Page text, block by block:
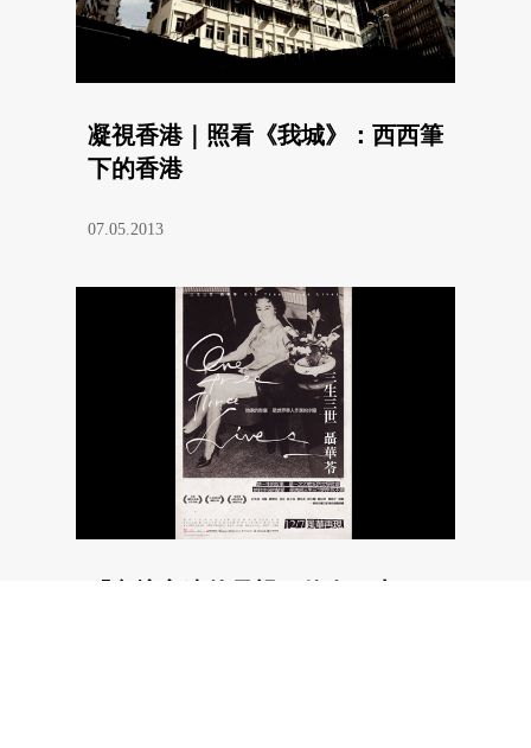
凝視香港｜照看《我城》：西西筆
下的香港
07.05.2013